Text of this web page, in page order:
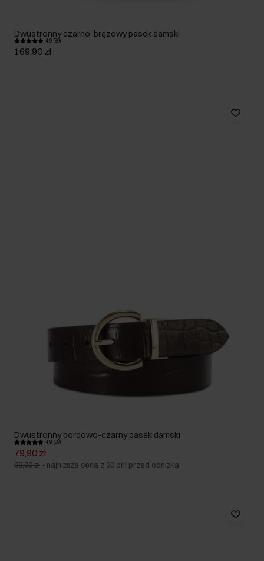
Dwustronny czarno-brązowy pasek damski
4.9 (89)
169,90 zł
Dwustronny bordowo-czarny pasek damski
4.9 (89)
79,90 zł
99,90 zł - najniższa cena z 30 dni przed obniżką